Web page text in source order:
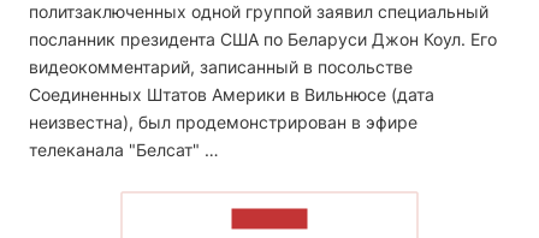
политзаключенных одной группой заявил специальный
посланник президента США по Беларуси Джон Коул. Его
видеокомментарий, записанный в посольстве
Соединенных Штатов Америки в Вильнюсе (дата
неизвестна), был продемонстрирован в эфире
телеканала "Белсат" …